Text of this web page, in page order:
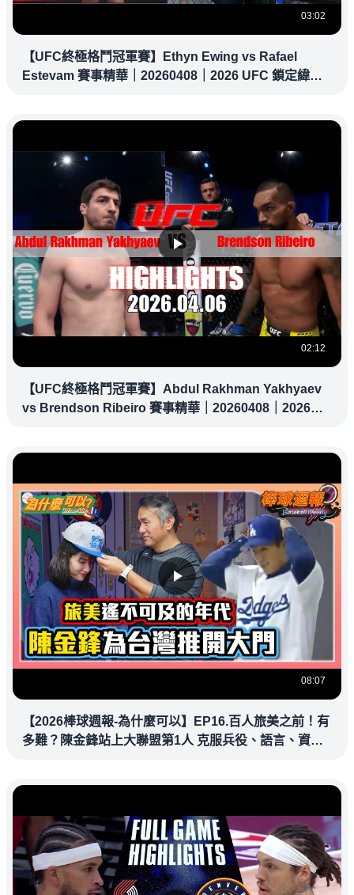
03:02
【UFC終極格鬥冠軍賽】Ethyn Ewing vs Rafael
Estevam 賽事精華｜20260408｜2026 UFC 鎖定緯
02:12
【UFC終極格鬥冠軍賽】Abdul Rakhman Yakhyaev
vs Brendson Ribeiro 賽事精華｜20260408｜2026
08:07
【2026棒球週報-為什麼可以】EP16.百人旅美之前！有
多難？陳金鋒站上大聯盟第1人 克服兵役、語言、資訊